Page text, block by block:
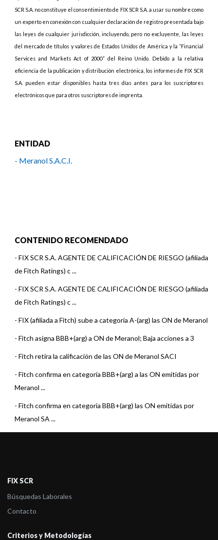
SCR S.A. no constituye el consentimiento de FIX SCR S.A. a usar su nombre como
un experto en conexión con cualquier declaración de registro presentada bajo
las leyes de cualquier jurisdicción, incluyendo, pero no excluyente, las leyes
del mercado de títulos y valores de Estados Unidos de América y la “Financial
Services and Markets Act of 2000” del Reino Unido. Debido a la relativa
eficiencia de la publicación y distribución electrónica, los informes de FIX SCR
S.A. pueden estar disponibles hasta tres días antes para los suscriptores
electrónicos que para otros suscriptores de imprenta.
ENTIDAD
- Meranol S.A.C.I.
CONTENIDO RECOMENDADO
- FIX SCR S.A. AGENTE DE CALIFICACIÓN DE RIESGO (afiliada
de Fitch Ratings) c ...
- FIX SCR S.A. AGENTE DE CALIFICACIÓN DE RIESGO (afiliada
de Fitch Ratings) c ...
- FIX (afiliada a Fitch) sube a categoría A-(arg) las ON de Meranol
- Fitch asigna BBB+(arg) a ON de Meranol; Baja acciones a 3
- Fitch retira la calificación de las ON de Meranol SACI
- Fitch confirma en categoría BBB+(arg) a las ON emitidas por
Meranol ...
- Fitch confirma en categoría BBB+(arg) las ON emitidas por
Meranol SA ...
- FIX (afiliada de Fitch) revisó las calificaciones nacionales de
varios Emis ...
FIX SCR
Búsquedas Laborales
Contacto
Criterios y Metodologías